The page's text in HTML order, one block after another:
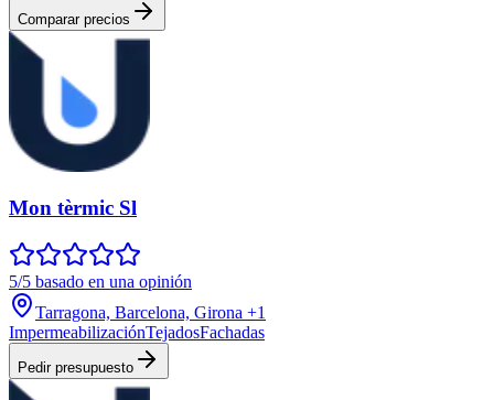
Comparar precios
Mon tèrmic Sl
5/5 basado en una opinión
Tarragona, Barcelona, Girona +1
ImpermeabilizaciónTejadosFachadas
Pedir presupuesto